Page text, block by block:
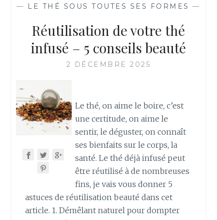
— LE THÉ SOUS TOUTES SES FORMES —
Réutilisation de votre thé
infusé – 5 conseils beauté
2 DÉCEMBRE 2025
Le thé, on aime le boire, c’est
une certitude, on aime le
sentir, le déguster, on connaît
ses bienfaits sur le corps, la
santé. Le thé déjà infusé peut
être réutilisé à de nombreuses
fins, je vais vous donner 5
astuces de réutilisation beauté dans cet
article. 1. Démêlant naturel pour dompter